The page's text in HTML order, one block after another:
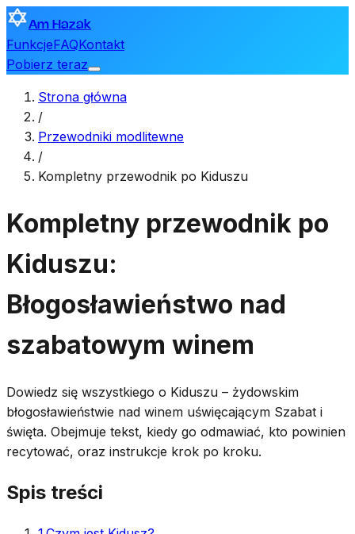
Am Hazak
FunkcjeFAQKontakt
Pobierz teraz
Strona główna
/
Przewodniki modlitewne
/
Kompletny przewodnik po Kiduszu
Kompletny przewodnik po
Kiduszu:
Błogosławieństwo nad
szabatowym winem
Dowiedz się wszystkiego o Kiduszu – żydowskim
błogosławieństwie nad winem uświęcającym Szabat i
święta. Obejmuje tekst, kiedy go odmawiać, kto powinien
recytować, oraz instrukcje krok po kroku.
Spis treści